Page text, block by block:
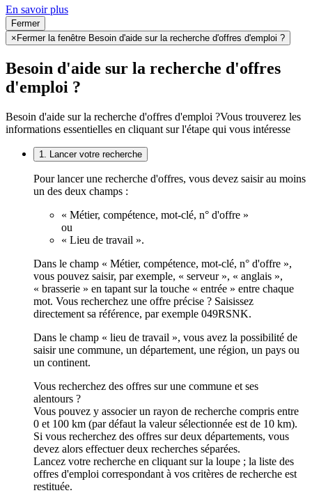
En savoir plus
Fermer
× Fermer la fenêtre Besoin d'aide sur la recherche d'offres d'emploi ?
Besoin d'aide sur la recherche d'offres
d'emploi ?
Besoin d'aide sur la recherche d'offres d'emploi ?Vous trouverez les
informations essentielles en cliquant sur l'étape qui vous intéresse
1. Lancer votre recherche
Pour lancer une recherche d'offres, vous devez saisir au moins
un des deux champs :
« Métier, compétence, mot-clé, n° d'offre »
ou
« Lieu de travail ».
Dans le champ « Métier, compétence, mot-clé, n° d'offre »,
vous pouvez saisir, par exemple, « serveur », « anglais »,
« brasserie » en tapant sur la touche « entrée » entre chaque
mot. Vous recherchez une offre précise ? Saisissez
directement sa référence, par exemple 049RSNK.
Dans le champ « lieu de travail », vous avez la possibilité de
saisir une commune, un département, une région, un pays ou
un continent.
Vous recherchez des offres sur une commune et ses
alentours ?
Vous pouvez y associer un rayon de recherche compris entre
0 et 100 km (par défaut la valeur sélectionnée est de 10 km).
Si vous recherchez des offres sur deux départements, vous
devez alors effectuer deux recherches séparées.
Lancez votre recherche en cliquant sur la loupe ; la liste des
offres d'emploi correspondant à vos critères de recherche est
restituée.